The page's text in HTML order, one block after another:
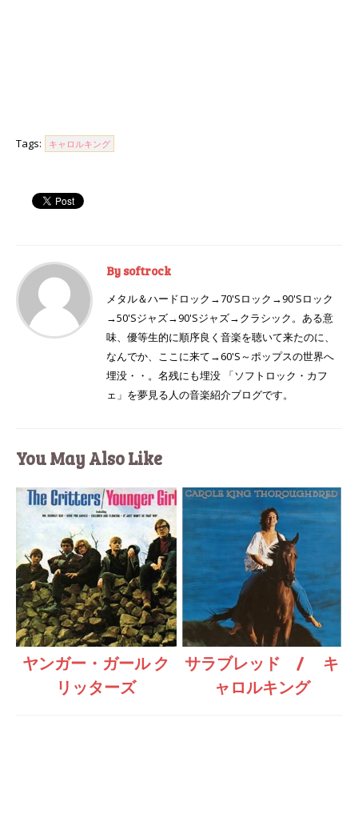
Tags: キャロルキング
By softrock
メタル＆ハードロック→70'Sロック→90'Sロック
→50'Sジャズ→90'Sジャズ→クラシック。ある意
味、優等生的に順序良く音楽を聴いて来たのに、
なんでか、ここに来て→60'S～ポップスの世界へ
埋没・・。名残にも埋没 「ソフトロック・カフ
ェ」を夢見る人の音楽紹介ブログです。
You May Also Like
ヤンガー・ガール ク
リッターズ
サラブレッド / キ
ャロルキング